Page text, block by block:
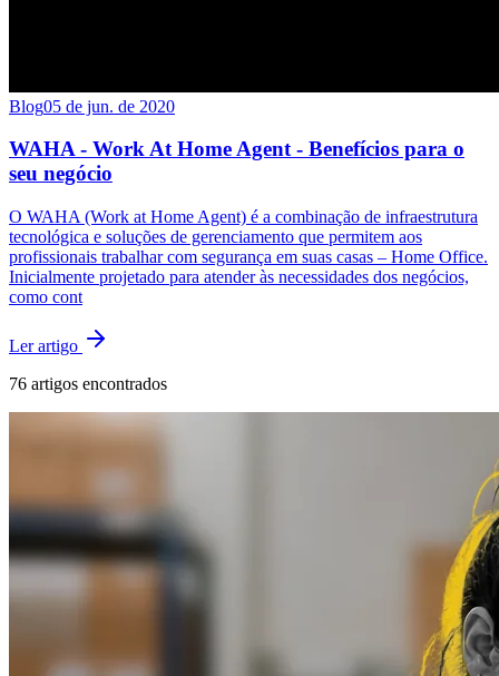
Blog05 de jun. de 2020
WAHA - Work At Home Agent - Benefícios para o
seu negócio
O WAHA (Work at Home Agent) é a combinação de infraestrutura
tecnológica e soluções de gerenciamento que permitem aos
profissionais trabalhar com segurança em suas casas – Home Office.
Inicialmente projetado para atender às necessidades dos negócios,
como cont
Ler artigo
76 artigos encontrados